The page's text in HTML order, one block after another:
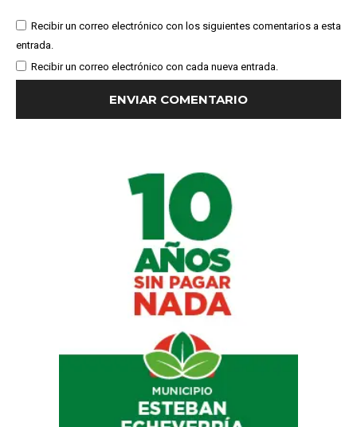
Recibir un correo electrónico con los siguientes comentarios a esta
entrada.
Recibir un correo electrónico con cada nueva entrada.